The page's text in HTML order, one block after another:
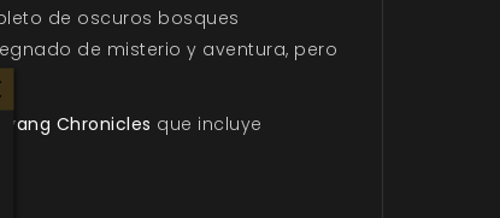
de oscuros bosques
de misterio y aventura, pero
Chronicles que incluye